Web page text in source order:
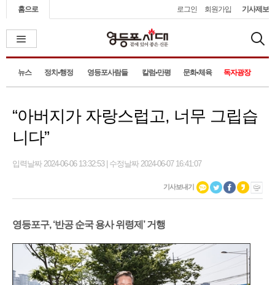
홈으로 로그인 회원가입 기사제보
뉴스 정치•행정 영등포사람들 칼럼•만평 문화•체육 독자광장
“아버지가 자랑스럽고, 너무 그립습
니다”
입력날짜 2024-06-06 13:32:53 | 수정날짜 2024-06-07 16:41:07
기사보내기
영등포구, ‘반공 순국 용사 위령제’ 거행